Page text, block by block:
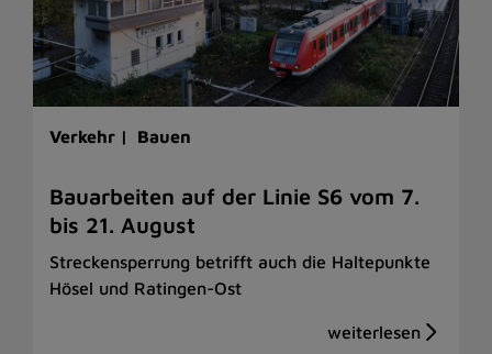
Verkehr | Bauen
Bauarbeiten auf der Linie S6 vom 7.
bis 21. August
Streckensperrung betrifft auch die Haltepunkte
Hösel und Ratingen-Ost